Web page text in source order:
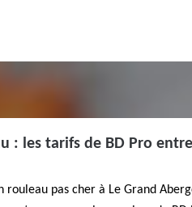
: les tarifs de BD Pro
rouleau pas cher à Le Grand